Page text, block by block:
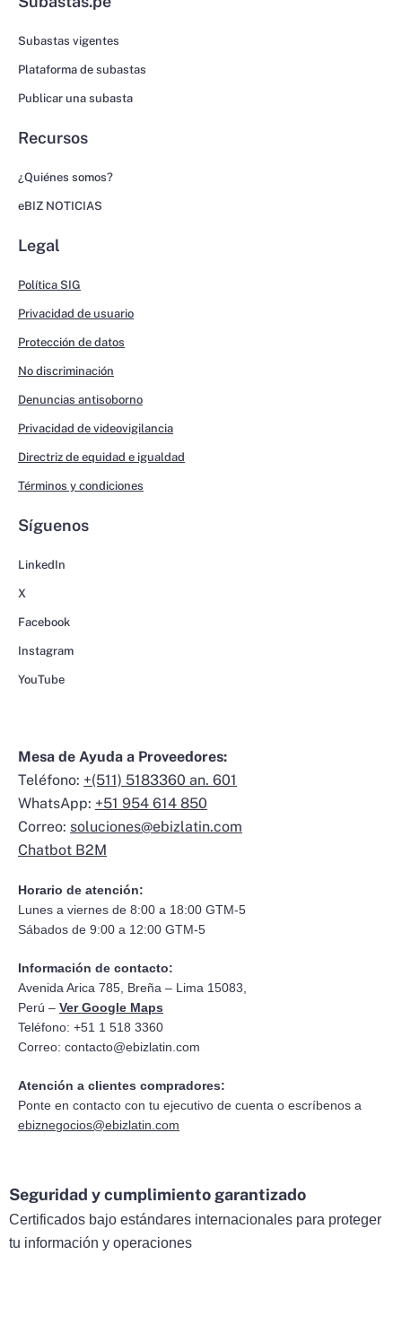
Subastas vigentes
Plataforma de subastas
Publicar una subasta
Recursos
¿Quiénes somos?
eBIZ NOTICIAS
Legal
Política SIG
Privacidad de usuario
Protección de datos
No discriminación
Denuncias antisoborno
Privacidad de videovigilancia
Directriz de equidad e igualdad
Términos y condiciones
Síguenos
LinkedIn
X
Facebook
Instagram
YouTube
Mesa de Ayuda a Proveedores:
Teléfono: +(511) 5183360 an. 601
WhatsApp: +51 954 614 850
Correo: soluciones@ebizlatin.com
Chatbot B2M
Horario de atención:
Lunes a viernes de 8:00 a 18:00 GTM-5
Sábados de 9:00 a 12:00 GTM-5
Información de contacto:
Avenida Arica 785, Breña – Lima 15083,
Perú – Ver Google Maps
Teléfono: +51 1 518 3360
Correo: contacto@ebizlatin.com
Atención a clientes compradores:
Ponte en contacto con tu ejecutivo de cuenta o escríbenos a
ebiznegocios@ebizlatin.com
Seguridad y cumplimiento garantizado
Certificados bajo estándares internacionales para proteger
tu información y operaciones